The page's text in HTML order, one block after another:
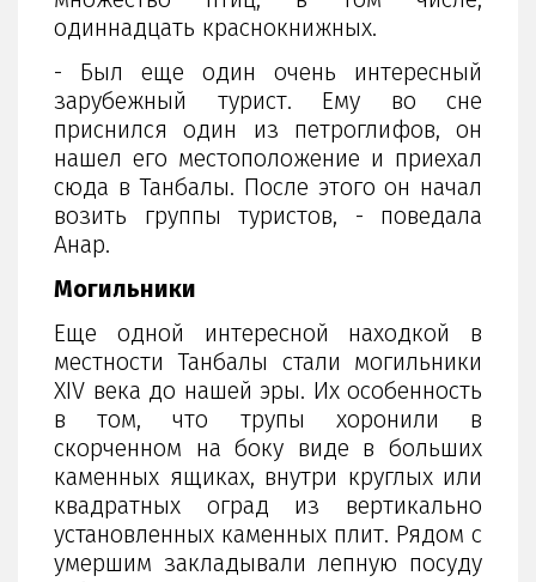
одиннадцать краснокнижных.
- Был еще один очень интересный
зарубежный турист. Ему во сне
приснился один из петроглифов, он
нашел его местоположение и приехал
сюда в Танбалы. После этого он начал
возить группы туристов, - поведала
Анар.
Могильники
Еще одной интересной находкой в
местности Танбалы стали могильники
XIV века до нашей эры. Их особенность
в том, что трупы хоронили в
скорченном на боку виде в больших
каменных ящиках, внутри круглых или
квадратных оград из вертикально
установленных каменных плит. Рядом с
умершим закладывали лепную посуду